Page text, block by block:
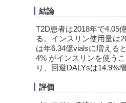
結論
T2D患者は2018年で4.05
る。インスリン使用量は
は年6.34億vialsに増える
4% がインスリンを使う
り、回避DALYsは14.9%増
評価